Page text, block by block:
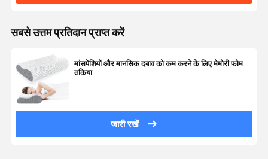
सबसे उत्तम प्रतिदान प्राप्त करें
मांसपेशियों और मानसिक दबाव को कम करने के लिए मेमोरी फोम
तकिया
जारी रखें